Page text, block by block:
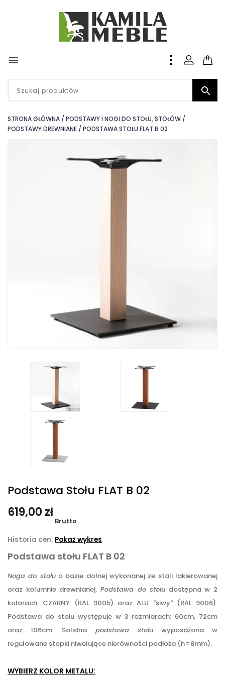


STRONA GŁÓWNA
PODSTAWY I NOGI DO STOŁU, STOŁÓW
PODSTAWY DREWNIANE
PODSTAWA STOŁU FLAT B 02
Podstawa Stołu FLAT B 02
619,00 zł
Brutto
Historia cen: Pokaż wykres
Podstawa stołu FLAT B 02
Noga do stołuo bazie dolnej wykonanej ze stali lakierowanej
oraz kolumnie drewnianej. Podstawa do stołu dostępna w 2
kolorach: CZARNY (RAL 9005) oraz ALU "siwy" (RAL 9006).
Podstawa do stołu występuje w 3 rozmiarach: 60cm, 72cm
oraz 106cm. Solidna podstawa stołuwyposażona w
regulowane stopki niwelujące nierówności podłoża (h=8mm).
WYBIERZ KOLOR METALU: